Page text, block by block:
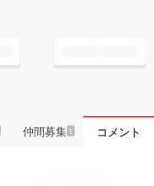
仲間募集 1 コメント